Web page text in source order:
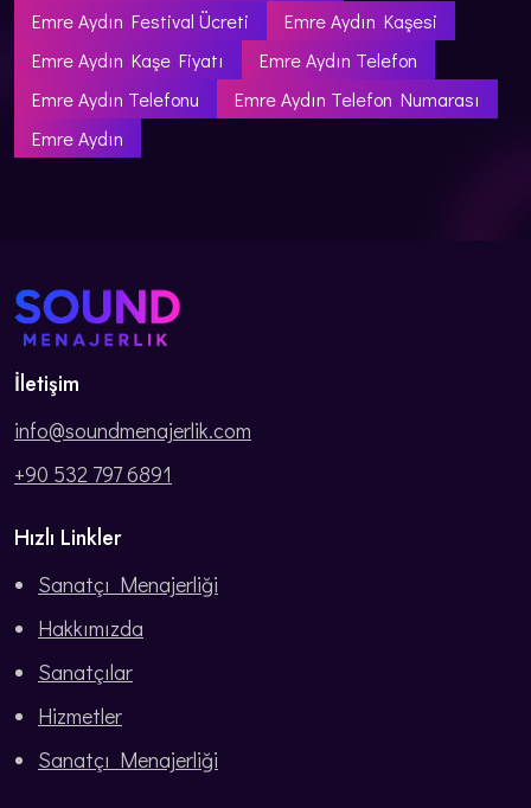
Emre Aydın Festival Ücreti
Emre Aydın Kaşesi
Emre Aydın Kaşe Fiyatı
Emre Aydın Telefon
Emre Aydın Telefonu
Emre Aydın Telefon Numarası
Emre Aydın
İletişim
info@soundmenajerlik.com
+90 532 797 6891
Hızlı Linkler
Sanatçı Menajerliği
Hakkımızda
Sanatçılar
Hizmetler
Sanatçı Menajerliği